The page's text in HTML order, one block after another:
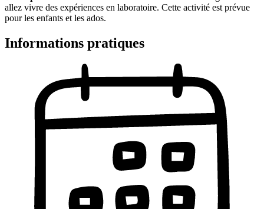
allez vivre des expériences en laboratoire. Cette activité est prévue
pour les enfants et les ados.
Informations pratiques